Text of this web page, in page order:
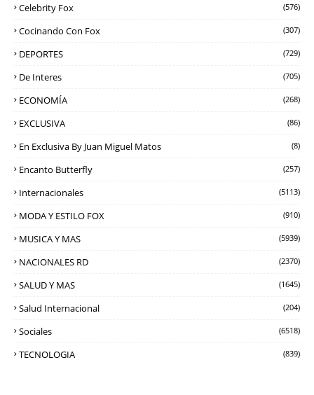
Celebrity Fox (576)
Cocinando Con Fox (307)
DEPORTES (729)
De Interes (705)
ECONOMÍA (268)
EXCLUSIVA (86)
En Exclusiva By Juan Miguel Matos (8)
Encanto Butterfly (257)
Internacionales (5113)
MODA Y ESTILO FOX (910)
MUSICA Y MAS (5939)
NACIONALES RD (2370)
SALUD Y MAS (1645)
Salud Internacional (204)
Sociales (6518)
TECNOLOGIA (839)